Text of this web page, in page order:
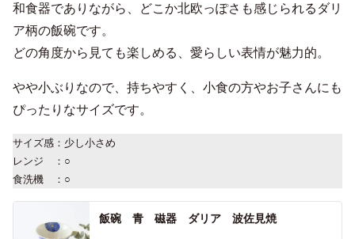
和食器でありながら、どこか北欧っぽさも感じられるダリ
ア柄の飯碗です。
どの角度から見ても楽しめる、愛らしい表情が魅力的。
やや小ぶりなので、持ちやすく、小食の方やお子さんにも
ぴったりなサイズです。
サイズ感：少し小さめ
レンジ ：○
食洗機 ：○
飯碗 青 磁器 ダリア 波佐見焼